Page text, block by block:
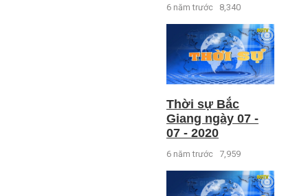
6 năm trước 8,340
Thời sự Bắc
Giang ngày 07 -
07 - 2020
6 năm trước 7,959